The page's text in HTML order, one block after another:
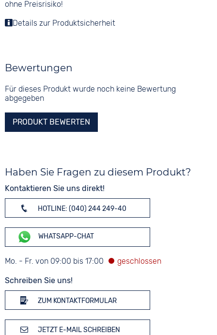
ohne Preisrisiko!
Details zur Produktsicherheit
Bewertungen
Für dieses Produkt wurde noch keine Bewertung
abgegeben
PRODUKT BEWERTEN
Haben Sie Fragen zu diesem Produkt?
Kontaktieren Sie uns direkt!
HOTLINE: (040) 244 249-40
WHATSAPP-CHAT
Mo. - Fr. von 09:00 bis 17:00
Schreiben Sie uns!
ZUM KONTAKTFORMULAR
JETZT E-MAIL SCHREIBEN